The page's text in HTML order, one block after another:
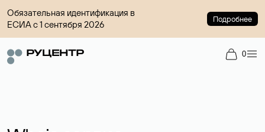
Обязательная идентификация в
ЕСИА с 1 сентября 2026
Подробнее
0